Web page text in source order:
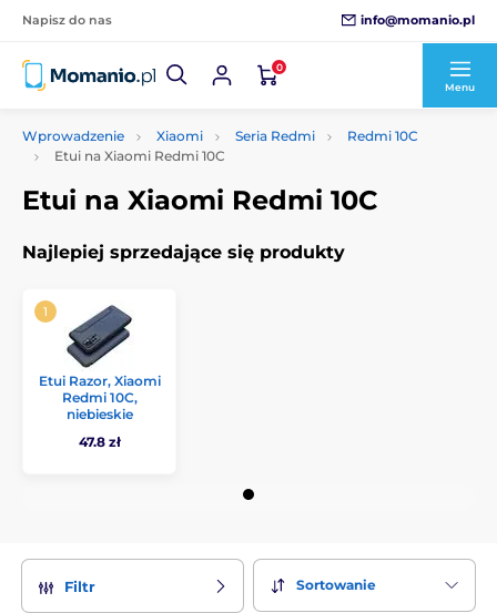
Napisz do nas info@momanio.pl
0
Menu
Wprowadzenie Xiaomi Seria Redmi
Redmi 10C
Etui na Xiaomi Redmi 10C
Etui na Xiaomi Redmi 10C
Najlepiej sprzedające się produkty
Etui Razor, Xiaomi
Redmi 10C,
niebieskie
47.8 zł
Filtr Sortowanie